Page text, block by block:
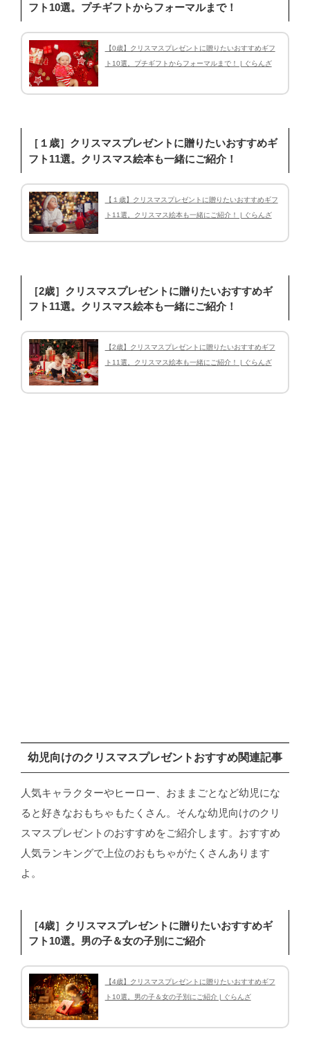
フト10選。プチギフトからフォーマルまで！
【0歳】クリスマスプレゼントに贈りたいおすすめギフ
ト10選。プチギフトからフォーマルまで！ | ぐらんざ
［１歳］クリスマスプレゼントに贈りたいおすすめギ
フト11選。クリスマス絵本も一緒にご紹介！
【１歳】クリスマスプレゼントに贈りたいおすすめギフ
ト11選。クリスマス絵本も一緒にご紹介！ | ぐらんざ
［2歳］クリスマスプレゼントに贈りたいおすすめギ
フト11選。クリスマス絵本も一緒にご紹介！
【2歳】クリスマスプレゼントに贈りたいおすすめギフ
ト11選。クリスマス絵本も一緒にご紹介！ | ぐらんざ
幼児向けのクリスマスプレゼントおすすめ関連記事
人気キャラクターやヒーロー、おままごとなど幼児にな
ると好きなおもちゃもたくさん。そんな幼児向けのクリ
スマスプレゼントのおすすめをご紹介します。おすすめ
人気ランキングで上位のおもちゃがたくさんあります
よ。
［4歳］クリスマスプレゼントに贈りたいおすすめギ
フト10選。男の子＆女の子別にご紹介
【4歳】クリスマスプレゼントに贈りたいおすすめギフ
ト10選。男の子＆女の子別にご紹介 | ぐらんざ